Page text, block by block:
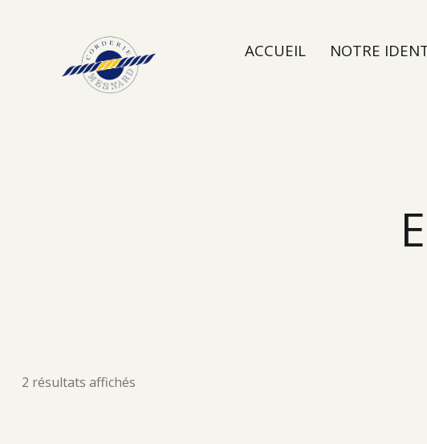
ACCUEIL NOTRE
2 résultats affichés